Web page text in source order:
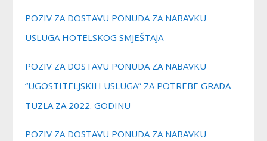
POZIV ZA DOSTAVU PONUDA ZA NABAVKU
USLUGA HOTELSKOG SMJEŠTAJA
POZIV ZA DOSTAVU PONUDA ZA NABAVKU
“UGOSTITELJSKIH USLUGA” ZA POTREBE GRADA
TUZLA ZA 2022. GODINU
POZIV ZA DOSTAVU PONUDA ZA NABAVKU